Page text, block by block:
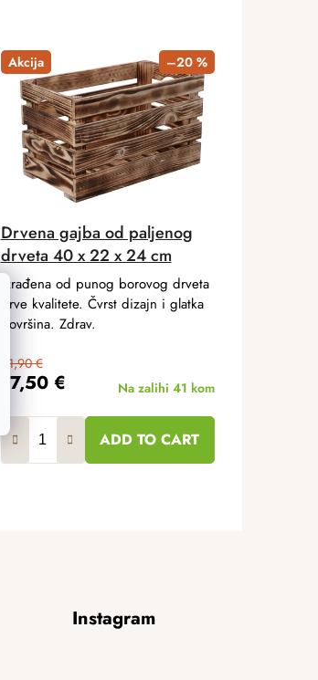
Akcija –20 %
Drvena gajba od paljenog
drveta 40 x 22 x 24 cm
17,50 €
21,90 €
Na zalihi 41 kom
ADD TO CART
Izrađena od punog borovog drveta
prve kvalitete. Čvrst dizajn i glatka
površina. Zdrav.
Instagram